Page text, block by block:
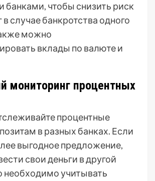
банками, чтобы снизить риск
в случае банкротства одного
можно
вклады по валюте и
мониторинг процентных
процентные
в разных банках. Если
выгодное предложение,
свои деньги в другой
необходимо учитывать